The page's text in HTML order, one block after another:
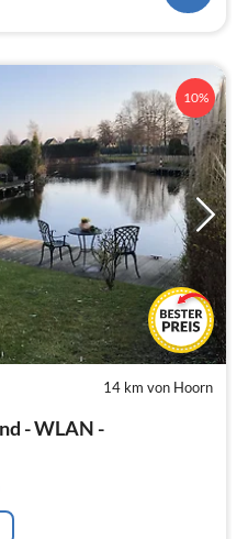
10%
14 km von Hoorn
- WLAN -